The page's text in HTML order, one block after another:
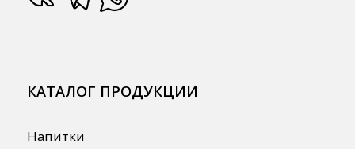
ПОЛЕЗНАЯ ИНФОРМАЦИЯ
Публичная оферта
Оплата и Доставка